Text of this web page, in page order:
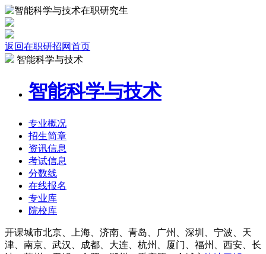
返回在职研招网首页
智能科学与技术
智能科学与技术
专业概况
招生简章
资讯信息
考试信息
分数线
在线报名
专业库
院校库
开课城市北京、上海、济南、青岛、广州、深圳、宁波、天
津、南京、武汉、成都、大连、杭州、厦门、福州、西安、长